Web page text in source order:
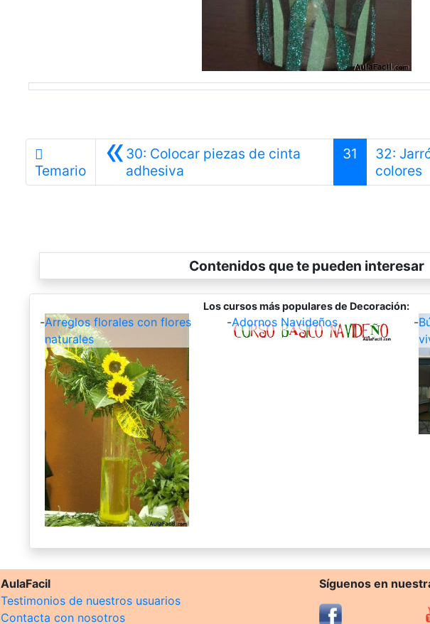
Temario «30: Colocar piezas de cinta
adhesiva
31
32:
colores
Contenidos que te pueden interesar
Los cursos más populares de Decoración:
-Arreglos florales con flores
naturales
-Adornos Navideños -
AulaFacil
Testimonios de nuestros usuarios
Contacta con nosotros
Síguenos en